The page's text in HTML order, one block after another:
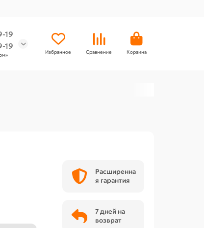
19
19
Избранное Сравнение Корзина
Расширенна
я гарантия
7 дней на
возврат